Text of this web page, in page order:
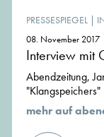
PRESSESPIEGEL |
08. November 2017
Interview
Abendzeitung,
mehr auf